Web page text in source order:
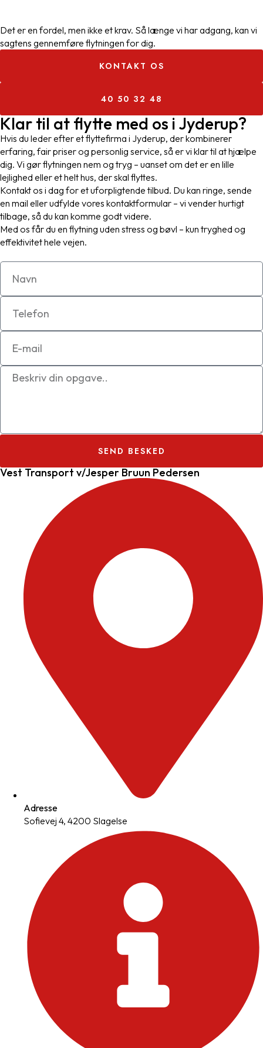
Det er en fordel, men ikke et krav. Så længe vi har adgang, kan vi
sagtens gennemføre flytningen for dig.
KONTAKT OS
40 50 32 48
Klar til at flytte med os i Jyderup?
Hvis du leder efter et flyttefirma i Jyderup, der kombinerer
erfaring, fair priser og personlig service, så er vi klar til at hjælpe
dig. Vi gør flytningen nem og tryg – uanset om det er en lille
lejlighed eller et helt hus, der skal flyttes.
Kontakt os i dag for et uforpligtende tilbud. Du kan ringe, sende
en mail eller udfylde vores kontaktformular – vi vender hurtigt
tilbage, så du kan komme godt videre.
Med os får du en flytning uden stress og bøvl – kun tryghed og
effektivitet hele vejen.
SEND BESKED
Vest Transport v/Jesper Bruun Pedersen
Adresse
Sofievej 4, 4200 Slagelse